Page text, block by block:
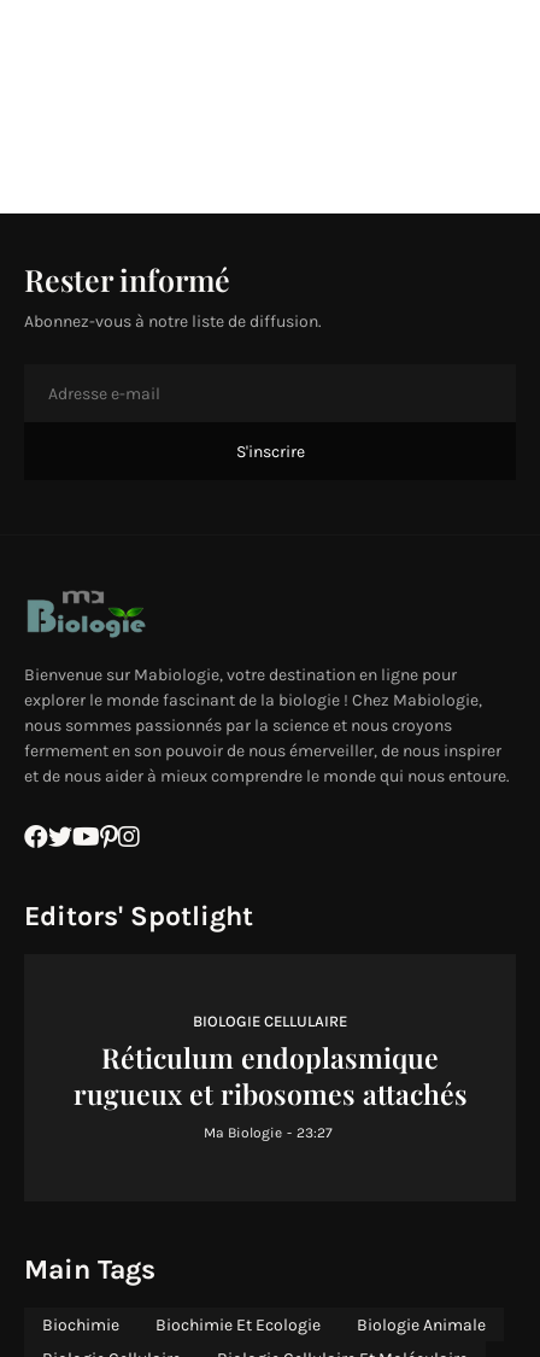
Rester informé
Abonnez-vous à notre liste de diffusion.
Bienvenue sur Mabiologie, votre destination en ligne pour
explorer le monde fascinant de la biologie ! Chez Mabiologie,
nous sommes passionnés par la science et nous croyons
fermement en son pouvoir de nous émerveiller, de nous inspirer
et de nous aider à mieux comprendre le monde qui nous entoure.
Editors' Spotlight
BIOLOGIE CELLULAIRE
Réticulum endoplasmique
rugueux et ribosomes attachés
Ma Biologie - 23:27
Main Tags
Biochimie Biochimie Et Ecologie
Biologie Animale